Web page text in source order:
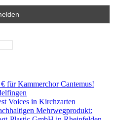
für Kammerchor Cantemus!
Voices in Kirchzarten
Mehrwegprodukt: